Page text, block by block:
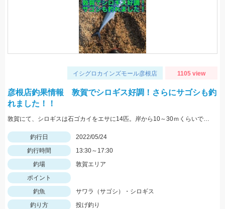
イシグロカインズモール彦根店 1105 view
彦根店釣果情報 敦賀でシロギス好調！さらにサゴシも釣
れました！！
敦賀にて、シロギスは石ゴカイをエサに14匹。岸から10～30ｍくらいでもよく当たる。夕方にサゴシがヒット、ルアーはレンジバイブ55。
釣行日
2022/05/24
釣行時間
13:30～17:30
釣場
敦賀エリア
ポイント
釣魚
サワラ（サゴシ）・シロギス
釣り方
投げ釣り